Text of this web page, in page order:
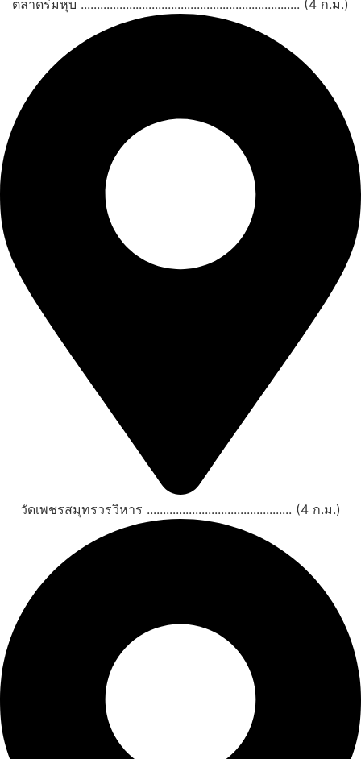
ตลาดร่มหุบ .................................................................... (4 ก.ม.)
วัดเพชรสมุทรวรวิหาร ............................................. (4 ก.ม.)